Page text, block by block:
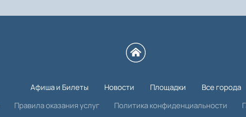
Афиша и Билеты Новости Площадки
Все города
Правила оказания услуг Политика конфиденциальности